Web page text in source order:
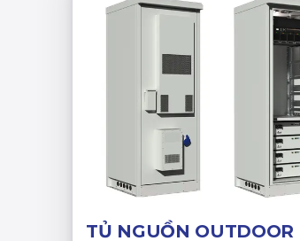
TỦ NGUỒN OUTDOOR